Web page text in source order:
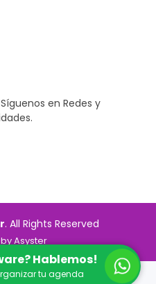
en Redes y
. All Rights Reserved
Asyster
Hablemos!
tu agenda